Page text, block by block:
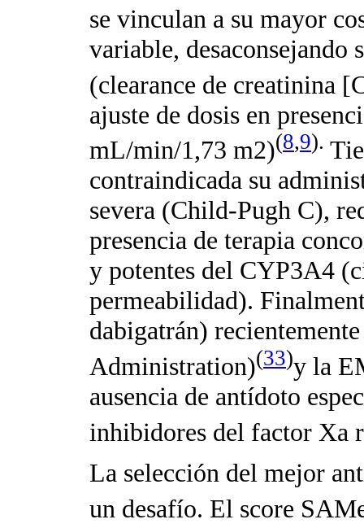
se vinculan a su mayor
variable, desaconsejando
(clearance de creatinina
ajuste de dosis en
mL/min/1,73 m2)(8,9).
contraindicada su
severa (Child-Pugh C),
presencia de terapia
y potentes del CYP3A4
permeabilidad).
dabigatrán)
Administration)(33)y la
ausencia de antídoto
inhibidores del factor Xa
La selección del mejor
un desafío. El score